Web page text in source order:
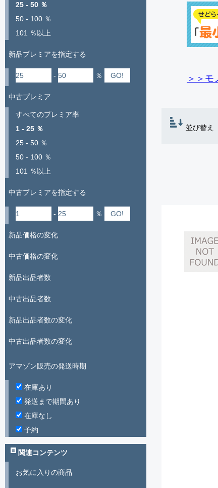
＞＞モ
並び替え
25 - 50 ％
50 - 100 ％
101 ％以上
新品プレミアを指定する
- ％
中古プレミア
すべてのプレミア率
1 - 25 ％
25 - 50 ％
50 - 100 ％
101 ％以上
中古プレミアを指定する
- ％
新品価格の変化
中古価格の変化
新品出品者数
中古出品者数
新品出品者数の変化
中古出品者数の変化
アマゾン販売の発送時期
在庫あり
発送まで期間あり
在庫なし
予約
関連コンテンツ
お気に入りの商品